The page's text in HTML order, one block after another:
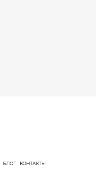
БЛОГ КОНТАКТЫ